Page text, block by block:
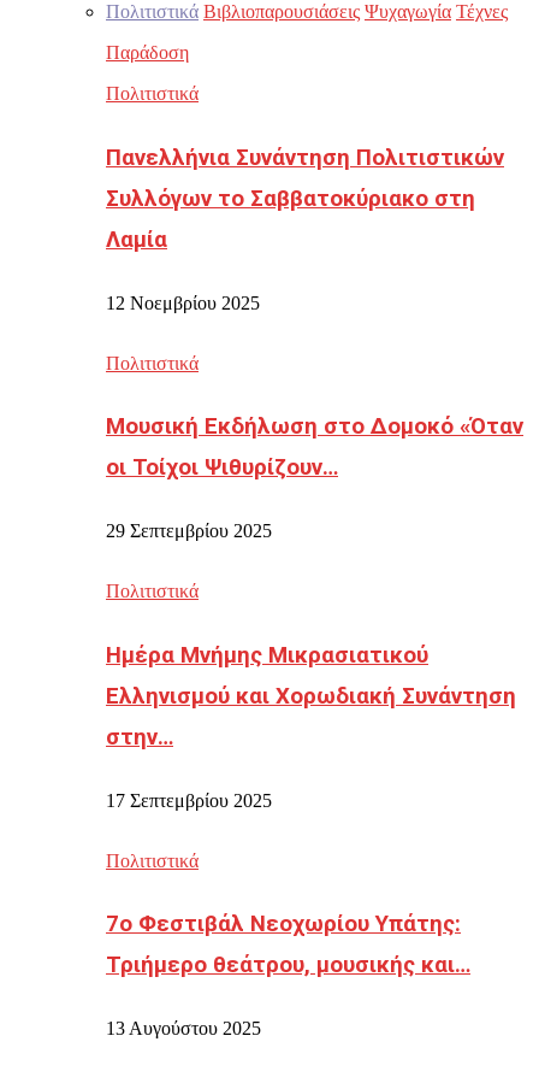
Πολιτιστικά Βιβλιοπαρουσιάσεις Ψυχαγωγία Τέχνες
Παράδοση
Πολιτιστικά
Πανελλήνια Συνάντηση Πολιτιστικών
Συλλόγων το Σαββατοκύριακο στη
Λαμία
12 Νοεμβρίου 2025
Πολιτιστικά
Μουσική Εκδήλωση στο Δομοκό «Όταν
οι Τοίχοι Ψιθυρίζουν…
29 Σεπτεμβρίου 2025
Πολιτιστικά
Ημέρα Μνήμης Μικρασιατικού
Ελληνισμού και Χορωδιακή Συνάντηση
στην…
17 Σεπτεμβρίου 2025
Πολιτιστικά
7ο Φεστιβάλ Νεοχωρίου Υπάτης:
Τριήμερο θεάτρου, μουσικής και…
13 Αυγούστου 2025